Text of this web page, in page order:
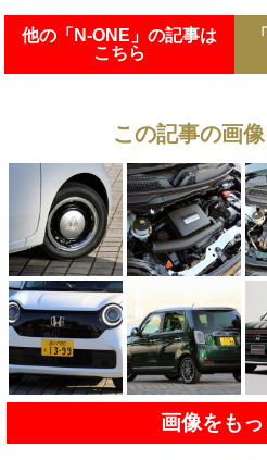
他の「N-ONE」の記事は
こちら
この記事の画
画像をも